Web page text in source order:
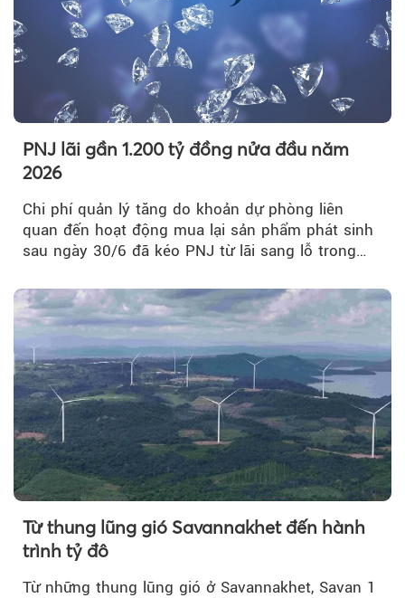
PNJ lãi gần 1.200 tỷ đồng nửa đầu năm
2026
Chi phí quản lý tăng do khoản dự phòng liên
quan đến hoạt động mua lại sản phẩm phát sinh
sau ngày 30/6 đã kéo PNJ từ lãi sang lỗ trong
Từ thung lũng gió Savannakhet đến hành
trình tỷ đô
Từ những thung lũng gió ở Savannakhet, Savan 1